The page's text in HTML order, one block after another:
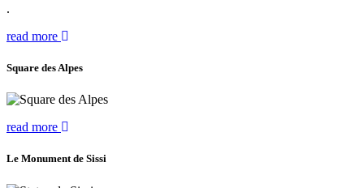
.
read more
Square des Alpes
read more
Le Monument de Sissi